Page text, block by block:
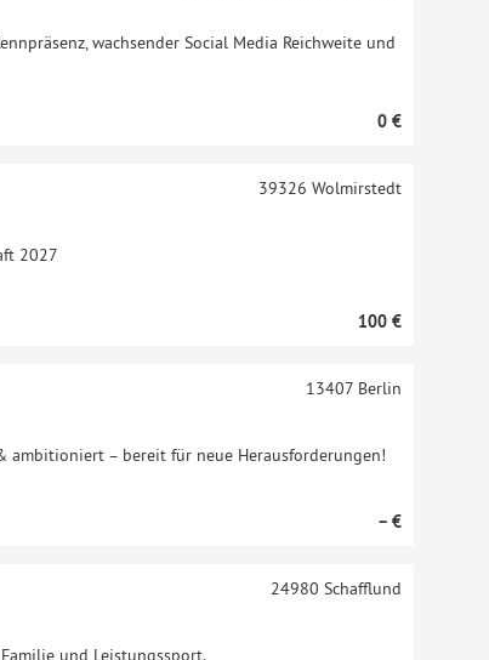
wachsender Social Media Reichweite und
0 €
2027
39326 Wolmirstedt
100 €
ambitioniert – bereit für neue Herausforderungen!
13407Berlin
– €
und Leistungssport.
24980 Schafflund